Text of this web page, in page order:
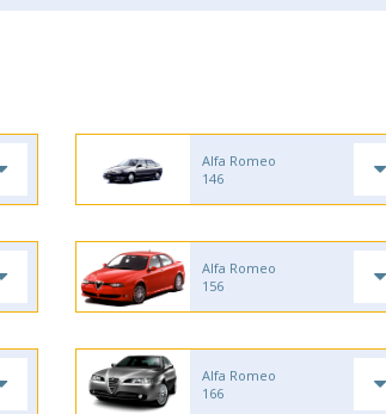
Alfa Romeo
146
Alfa Romeo
156
Alfa Romeo
166